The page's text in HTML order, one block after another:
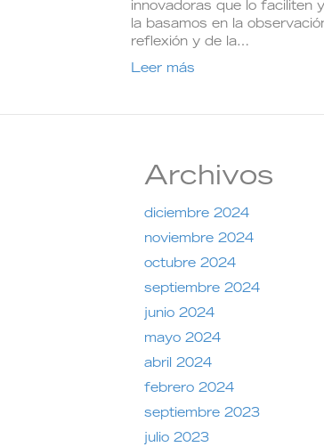
innovadoras que lo faciliten
la basamos en la
reflexión y de la…
Leer más
Archivos
diciembre 2024
noviembre 2024
octubre 2024
septiembre 2024
junio 2024
mayo 2024
abril 2024
febrero 2024
septiembre 2023
julio 2023